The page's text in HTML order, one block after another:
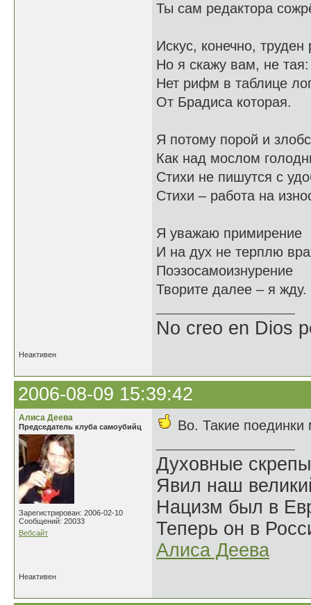
Ты сам редактора
Искус, конечно,
Но я скажу вам, не тая:
Нет рифм в таблице
От Брадиса которая.
Я потому порой и
Как над мослом
Стихи не пишутся с
Стихи – работа на
Я уважаю примирение
И на дух не терплю
Поэзосамоизнурение
Творите далее – я жду.
No creo en Dios
Неактивен
2006-08-09 15:39:42
Алиса Деева
Председатель клуба самоубийц
Зарегистрирован: 2006-02-10
Сообщений: 20033
Вебсайт
Во. Такие
Духовные
Явил наш
Нацизм был в
Теперь он в
Алиса Деева
Неактивен